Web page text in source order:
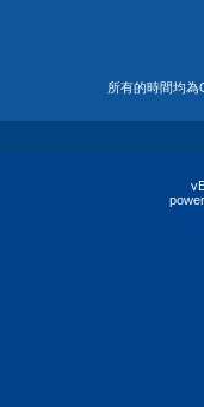
所有的時間均為